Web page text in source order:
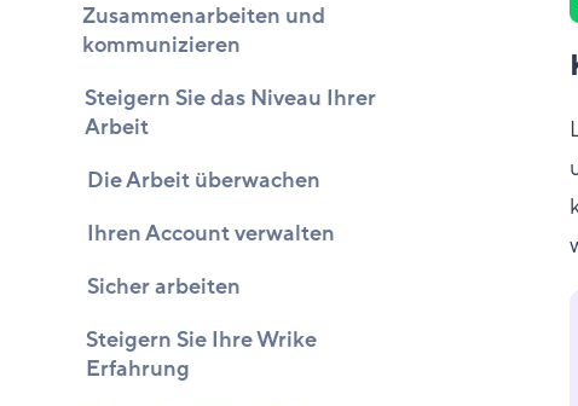
Zusammenarbeiten und
kommunizieren
Steigern Sie das Niveau Ihrer
Arbeit
Die Arbeit überwachen
Ihren Account verwalten
Sicher arbeiten
Steigern Sie Ihre Wrike
Erfahrung